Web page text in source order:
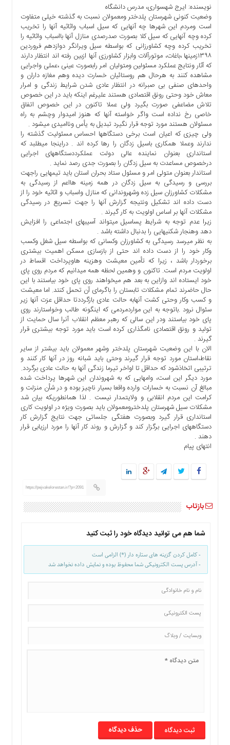
برگه
نمونه
تعرفه
درباره
اخبار
سایت
ارتباط
برگه
نمونه
تعرفه
درباره
چند
رسانه
ارتباط
برگه
نمونه
تعرفه
درباره
نویسنده: ایرج‌ شهسواری، مدرس دانشگاه
وضعیت کنونی شهرستان پلدختر ومعمولان نسبت به گذشته خیلی متفاوت
است ومردم این شهرها چه آنهایی که سیل اسباب واثاثیه آنها را تخریب
کرده وچه آنهایی که سیل کلا بصورت صدرصدی منازل آنها بااسباب واثاثیه را
تخریب کرده وچه کشاورزانی که بواسطه سیل ویرانگر دوازدهم فروردین
۱۳۹۸زمینها ،باغات، موتورآلات وابزار کشاورزی آنها ازبین رفته اند انتظار دارند
که آثار ونتایج عملکرد مسئولین ومتولیان امر رابصورت عینی ،عملی واجرایی
مشاهده کنند به هرحال هم روستائیان خسارت دیده وهم مغازه داران و
واحدهای صنفی بی صبرانه در انتظار عادی شدن شرایط زندگی و امرار
معاش خود وحتی رونق اقتصادی هستند علیرغم اینکه باید در این خصوص
تلاش مضاعفی صورت بگیرد ولی عملا تاکنون در این خصوص اتفاق
خاصی رخ نداده است واگر خواسته آنها که هنوز امیدوار وچشم به راه
مسئولان هستند مورد توجه قرار نگیرد تبدیل به یأس وناامیدی میشود .
ولی چیزی که اعیان است برخی دستگاهها احساس مسئولیت گذشته را
ندارند وعملا همکاری باسیل زدگان را رها کرده اند . دراینجا میطلبد که
استانداری بعنوان نماینده عالی دولت عملکرددستگاههای اجرایی
درخصوص مساعدت به سیل زدگان را بصورت جدی رصد نماید .
استاندار بعنوان متولی امر و مسئول ستاد بحران استان باید تیمهایی راجهت
بررسی و رسیدگی به سیل زدگان در همه زمینه هااعم از رسیدگی به
مشکلات کشاورزان سیل زده وشهروندانی که منازل واسباب و اثاثیه خود را از
دست داده اند تشکیل ونتیجه گزارش آنها را جهت تسریع در رسیدگی
مشکلات آنها بر اساس اولویت به کار گیرند .
زیرا عدم توجه به شرایط پساسیل میتواند آسیبهای اجتماعی را افزایش
دهد وهنجار شکنیهایی را بدنبال داشته باشد .
به نظر میرسد رسیدگی به کشاورزان وکسانی که بواسطه سیل شغل وکسب
وکار خود را از دست داده اند حتی از بازسازی مسکن اهمیت بیشتری
برخوردار باشد ، زیرا که تأمین معیشت وهزینه هاوپرداخت اقساط در
اولویت مردم است. تاکنون و وهمین لحظه همه میدانیم که مردم روی پای
خود ایستاده اند وازاین به بعد هم میخواهند روی پای خود بیاستند با این
حال حاضرند تمام مشکلات تابستان را باگرمای آن تحمل کنتد. اما معیشت
و کسب وکار وحتی کشت آنهابه حالت عادی بازگرددتا حداقل عزت آنها زیر
سئوال نرود .باتوجه به این مواردمردمی که اینگونه طالب وخواستارند روی
پای خود بیاستند ودر این سالی که رهبر معظم انقلاب آنرا سال حمایت از
تولید و رونق اقتصادی نامگذاری کرده است باید مورد توجه بیشتری قرار
گیرند .
الان با این وضعیت شهرستان پلدختر وشهر معمولان باید بیشتر از سایر
نقاط،استان مورد توجه قرار گیرند وحتی باید شبانه روز در آنها کار کنند و
ترتیبی اتخاذشود که حداقل تا اواخر تیرما زندگی آنها به حالت عادی برگردد.
مورد دیگر این است، وامهایی که به شهروندان این شهرها پرداخت شده
مبالغ آن نسبت به خسارات وارده واقعا بسیار ناچیز بوده و در شأن منزلت و
کرامت این مردم انقلابی و ولایتمدار نیست . لذا همانطوریکه بیان شد
مشکلات سیل شهرستان پلدخترومعمولان باید بصورت ویژه در اولویت کاری
استانداری قرار گیرد وبصورت هفتگی جلساتی جهت نتایج گزارش کار
دستگاههای اجرایی برگزار کند و گزارش و روند کار آنها را مورد ارزیابی قرار
دهند .
انتهای پیام
https://pejvakelorestan.ir/?p=2091
بازتاب
شما هم می توانید دیدگاه خود را ثبت کنید
- کامل کردن گزینه های ستاره دار (*) الزامی است
- آدرس پست الکترونیکی شما محفوظ بوده و نمایش داده نخواهد شد
حذف دیدگاه